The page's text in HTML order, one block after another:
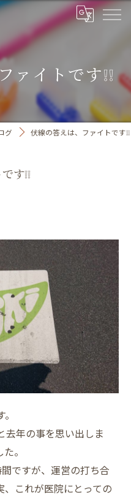
イトです❕❕
グ 伏線の答えは、ファイトです❕❕
❕❕
去年の事を思い出しま
。
ですが、運営の打ち合
、これが医院にとっての